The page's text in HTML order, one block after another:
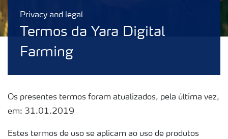
Privacy and legal
Termos da Yara Digital
Farming
Os presentes termos foram atualizados, pela última vez,
em: 31.01.2019
Estes termos de uso se aplicam ao uso de produtos